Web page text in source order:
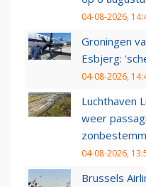
04-08-2026,
Groningen
Esbjerg:
04-08-2026,
Luchthaven
weer
04-08-2026,
Brussels